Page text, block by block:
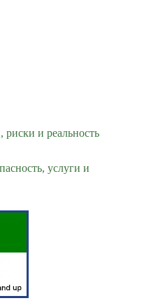
и реальность
услуги и